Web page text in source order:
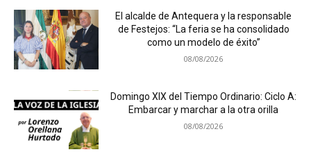
El alcalde de Antequera y la responsable
de Festejos: “La feria se ha consolidado
como un modelo de éxito”
08/08/2026
Domingo XIX del Tiempo Ordinario: Ciclo A:
Embarcar y marchar a la otra orilla
08/08/2026